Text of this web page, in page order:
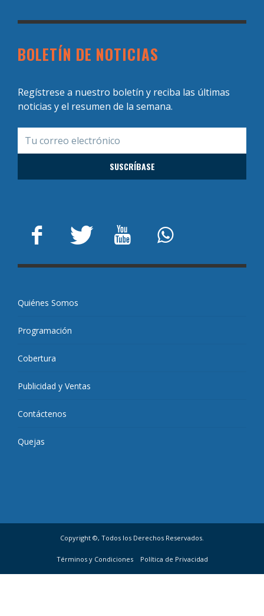
BOLETÍN DE NOTICIAS
Regístrese a nuestro boletín y reciba las últimas
noticias y el resumen de la semana.
Quiénes Somos
Programación
Cobertura
Publicidad y Ventas
Contáctenos
Quejas
Copyright ©, Todos los Derechos Reservados.
Términos y Condiciones Política de Privacidad